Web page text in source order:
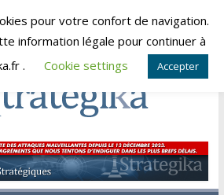
août 8, 2026
pour votre confort de navigation.
information légale pour continuer à
.
Cookie settings Accepter